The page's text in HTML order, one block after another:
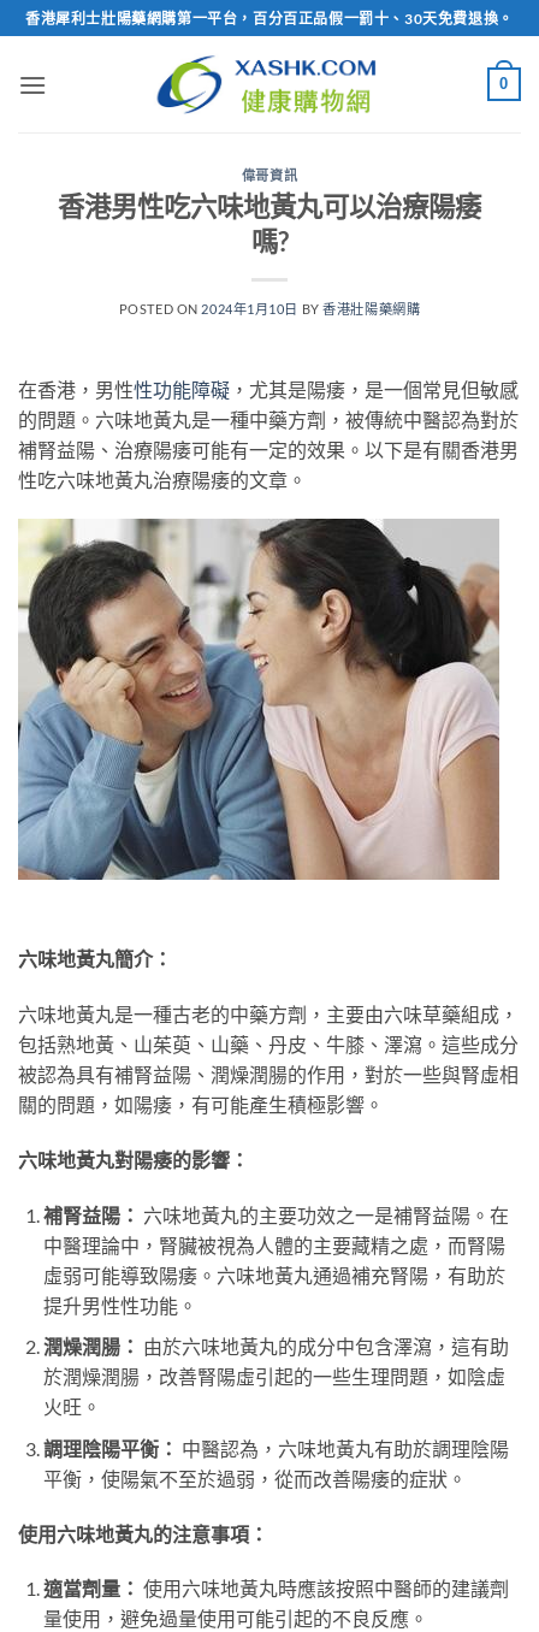
Skip
to
content
香港犀利士壯陽藥網購第一平台，百分百正品假一罰十、30天免費退換。
0
偉哥資訊
香港男性吃六味地黃丸可以治療陽痿
嗎?
POSTED ON 2024年1月10日 BY香港壯陽藥網購
在香港，男性性功能障礙 ，尤其是陽痿，是一個常見但敏感
的問題。六味地黃丸是一種中藥方劑，被傳統中醫認為對於
補腎益陽、治療陽痿可能有一定的效果。以下是有關香港男
性吃六味地黃丸治療陽痿的文章。
六味地黃丸簡介：
六味地黃丸是一種古老的中藥方劑，主要由六味草藥組成，
包括熟地黃、山茱萸、山藥、丹皮、牛膝、澤瀉。這些成分
被認為具有補腎益陽、潤燥潤腸的作用，對於一些與腎虛相
關的問題，如陽痿，有可能產生積極影響。
六味地黃丸對陽痿的影響：
補腎益陽： 六味地黃丸的主要功效之一是補腎益陽。在
中醫理論中，腎臟被視為人體的主要藏精之處，而腎陽
虛弱可能導致陽痿。六味地黃丸通過補充腎陽，有助於
提升男性性功能。
潤燥潤腸： 由於六味地黃丸的成分中包含澤瀉，這有助
於潤燥潤腸，改善腎陽虛引起的一些生理問題，如陰虛
火旺。
調理陰陽平衡： 中醫認為，六味地黃丸有助於調理陰陽
平衡，使陽氣不至於過弱，從而改善陽痿的症狀。
使用六味地黃丸的注意事項：
適當劑量： 使用六味地黃丸時應該按照中醫師的建議劑
量使用，避免過量使用可能引起的不良反應。